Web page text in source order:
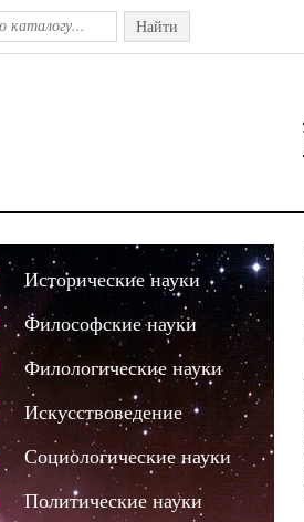
Найти
Исторические науки
Философские науки
Филологические науки
Искусствоведение
Социологические науки
Политические науки